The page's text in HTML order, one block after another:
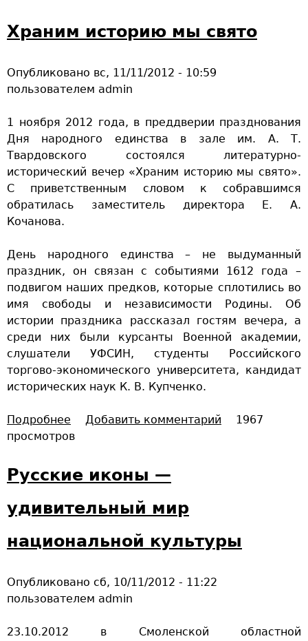
С
м
л
е
с
к
а
…
в
С
и
р
ь
Храним историю мы свято
Опубликовано вс, 11/11/2012 - 10:59
пользователем admin
1 ноября 2012 года, в преддверии празднования
Дня народного единства в зале им. А. Т.
Твардовского состоялся литературно-
исторический вечер «Храним историю мы свято».
С приветственным словом к собравшимся
обратилась заместитель директора Е. А.
Кочанова.
День народного единства – не выдуманный
праздник, он связан с событиями 1612 года –
подвигом наших предков, которые сплотились во
имя свободы и независимости Родины. Об
истории праздника рассказал гостям вечера, а
среди них были курсанты Военной академии,
слушатели УФСИН, студенты Российского
торгово-экономического университета, кандидат
исторических наук К. В. Купченко.
Подробнее
Х
а
н
и
м
и
с
о
р
Добавить комментарий
1967
просмотров
Русские иконы —
удивительный мир
национальной культуры
Опубликовано сб, 10/11/2012 - 11:22
пользователем admin
23.10.2012 в Смоленской областной